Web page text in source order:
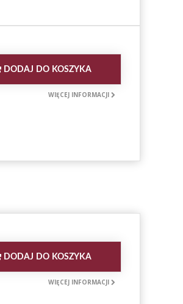
DODAJ DO KOSZYKA
WIĘCEJ INFORMACJI
DODAJ DO KOSZYKA
WIĘCEJ INFORMACJI